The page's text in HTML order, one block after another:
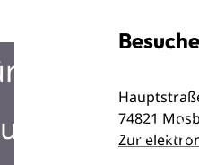
74821
Zur